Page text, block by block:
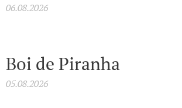
06.08.2026
Boi de Piranha
05.08.2026